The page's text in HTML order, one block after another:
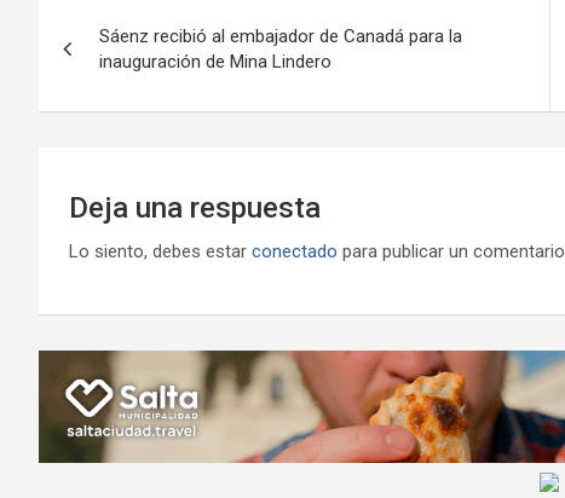
o
k
p
p
m
M er
de
entradas
Sáenz recibió al embajador de Canadá para la
inauguración de Mina Lindero
Deja una respuesta
Lo siento, debes estar conectado para publicar un comentario.